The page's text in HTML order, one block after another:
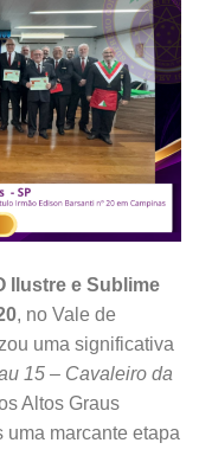
Ilustre e Sublime
, no Vale de
uma significativa
15 – Cavaleiro da
Altos Graus
marcante etapa